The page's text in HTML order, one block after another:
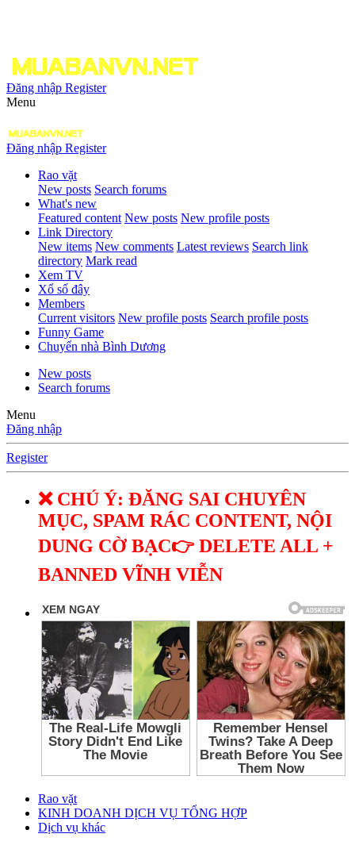
Đăng nhập Register
Menu
Đăng nhập Register
Rao vặt
New posts Search forums
What's new
Featured content New posts New profile posts
Link Directory
New items New comments Latest reviews Search link
directory Mark read
Xem TV
Xổ số đây
Members
Current visitors New profile posts Search profile posts
Funny Game
Chuyển nhà Bình Dương
New posts
Search forums
Menu
Đăng nhập
Register
❌ CHÚ Ý: ĐĂNG SAI CHUYÊN
MỤC, SPAM RÁC CONTENT, NỘI
DUNG CỜ BẠC👉 DELETE ALL +
BANNED VĨNH VIỄN
Rao vặt
KINH DOANH DỊCH VỤ TỔNG HỢP
Dịch vụ khác